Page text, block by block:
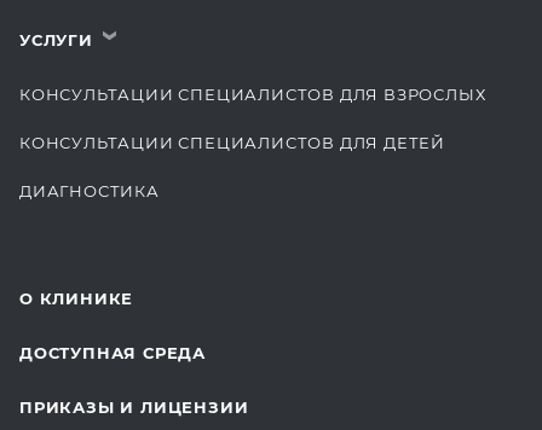
УСЛУГИ ›
КОНСУЛЬТАЦИИ СПЕЦИАЛИСТОВ ДЛЯ ВЗРОСЛЫХ
КОНСУЛЬТАЦИИ СПЕЦИАЛИСТОВ ДЛЯ ДЕТЕЙ
ДИАГНОСТИКА
О КЛИНИКЕ
ДОСТУПНАЯ СРЕДА
ПРИКАЗЫ И ЛИЦЕНЗИИ